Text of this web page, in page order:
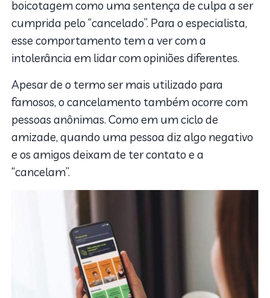
boicotagem como uma sentença de culpa a ser
cumprida pelo “cancelado”. Para o especialista,
esse comportamento tem a ver com a
intolerância em lidar com opiniões diferentes.
Apesar de o termo ser mais utilizado para
famosos, o cancelamento também ocorre com
pessoas anônimas. Como em um ciclo de
amizade, quando uma pessoa diz algo negativo
e os amigos deixam de ter contato e a
“cancelam”.